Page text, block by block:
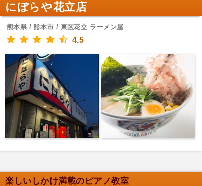
にぼらや花立店
熊本県 / 熊本市 / 東区花立 ラーメン屋
4.5
楽しいしかけ満載のピアノ教室